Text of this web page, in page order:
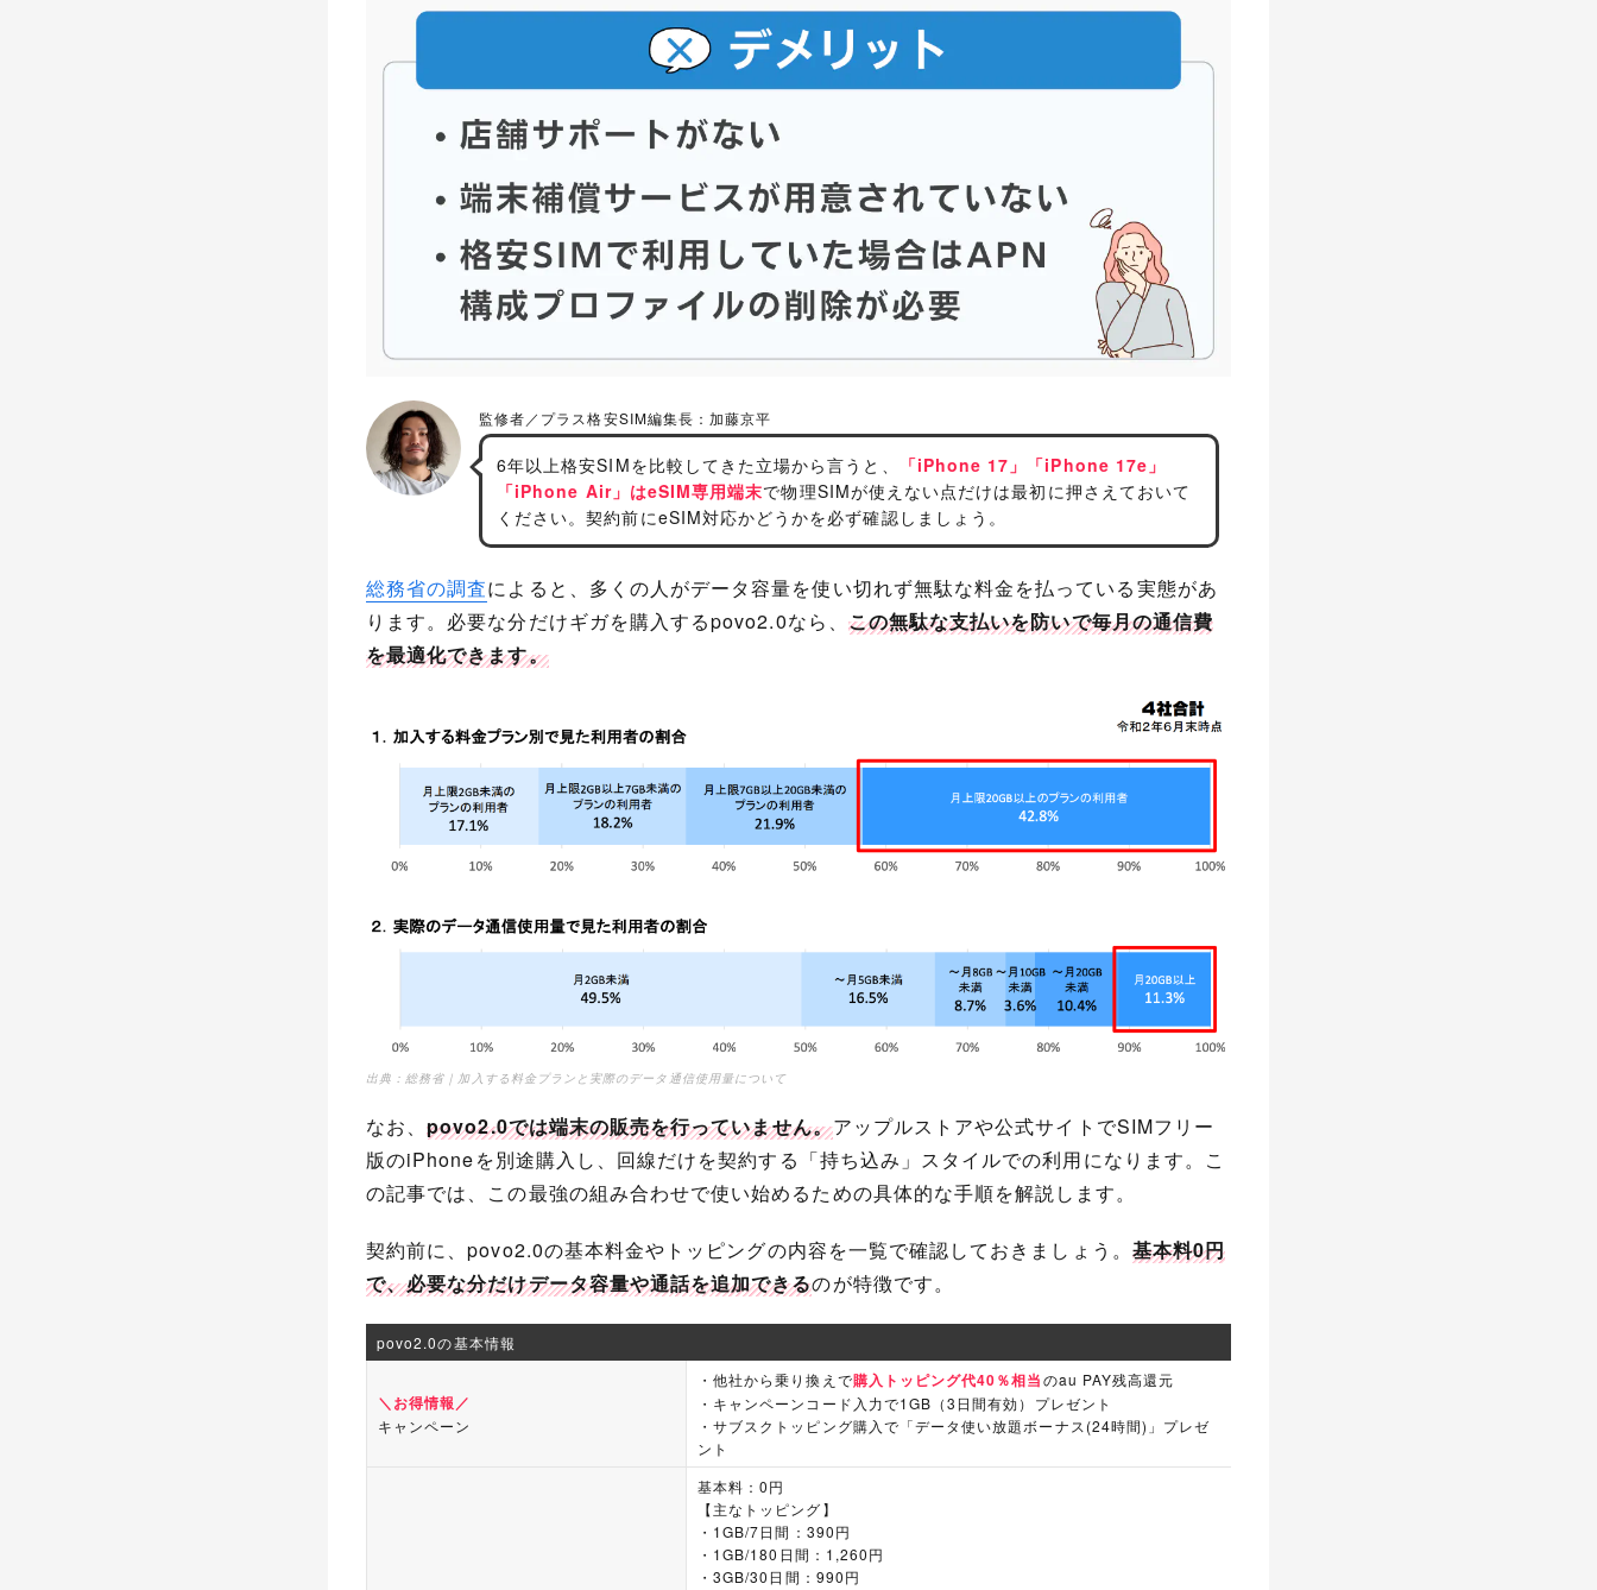
6年以上格安SIMを比較してきた立場から言うと、
「iPhone 17」「iPhone 17e」
「iPhone Air」はeSIM専用端末で物理SIMが使えない点だけは最初に押さえておいて
ください。契約前にeSIM対応かどうかを必ず確認しましょう。
総務省の調査によると、多くの人がデータ容量を使い切れず無駄な料金を払っている実態があ
ります。必要な分だけギガを購入するpovo2.0なら、 この無駄な支払いを防いで毎月の通信費
を最適化できます。
出典：総務省｜加入する料金プランと実際のデータ通信使用量について
なお、povo2.0では端末の販売を行っていません。アップルストアや公式サイトでSIMフリー
版のiPhoneを別途購入し、回線だけを契約する「持ち込み」スタイルでの利用になります。こ
の記事では、この最強の組み合わせで使い始めるための具体的な手順を解説します。
契約前に、povo2.0の基本料金やトッピングの内容を一覧で確認しておきましょう。 基本料0円
で、必要な分だけデータ容量や通話を追加できるのが特徴です。
povo2.0の基本情報
＼お得情報／
キャンペーン
・他社から乗り換えで購入トッピング代40％相当のau PAY残高還元
・キャンペーンコード入力で1GB（3日間有効）プレゼント
・サブスクトッピング購入で「データ使い放題ボーナス(24時間)」プレゼ
ント
基本料：0円
【主なトッピング】
・1GB/7日間：390円
・1GB/180日間：1,260円
・3GB/30日間：990円